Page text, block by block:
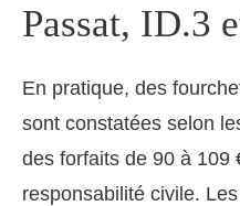
Passat, ID.3
En pratique, des
sont constatées selon
des forfaits de 90 à 109
responsabilité civile.